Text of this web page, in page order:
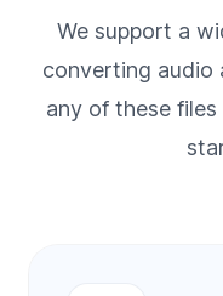
We support a
converting audio
any of these